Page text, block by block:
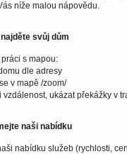
níže malou nápovědu.
svůj dům
s mapou:
dle adresy
v mapě /zoom/
vzdálenost, ukázat překážky v
naši nabídku
nabídku služeb (rychlosti,